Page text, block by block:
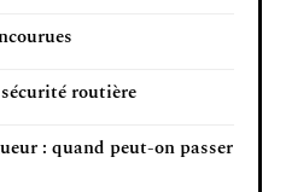
routière
: quand peut-on passer